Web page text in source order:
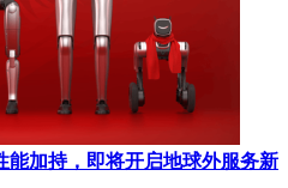
能加持，即将开启地球外服务新